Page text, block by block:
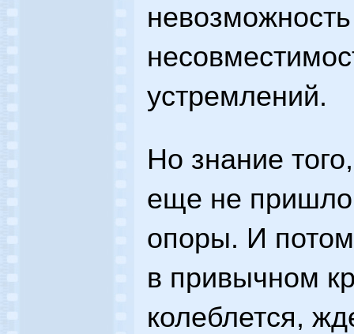
устремлений.
Но знание
еще не
опоры. И
в привычном
колеблется,